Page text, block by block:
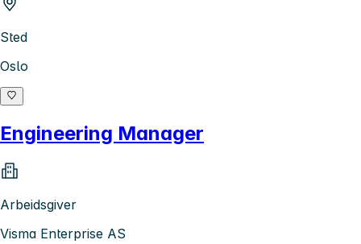
Sted
Oslo
Engineering Manager
Arbeidsgiver
Visma Enterprise AS